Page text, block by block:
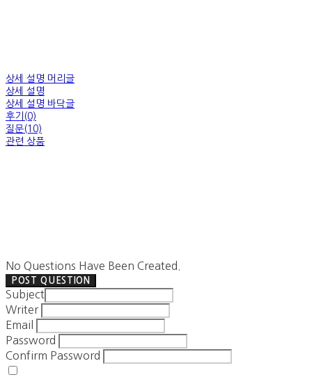
상세 설명 머리글
상세 설명
상세 설명 바닥글
후기(0)
질문(10)
관련 상품
No Questions Have Been Created.
POST QUESTION
Subject
Writer
Email
Password
Confirm Password